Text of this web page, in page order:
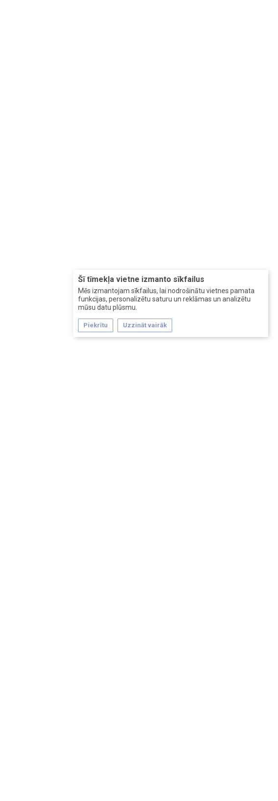
Šī tīmekļa vietne izmanto sīkfailus
Mēs izmantojam sīkfailus, lai nodrošinātu vietnes pamata
funkcijas, personalizētu saturu un reklāmas un analizētu
mūsu datu plūsmu.
Piekrītu Uzzināt vairāk